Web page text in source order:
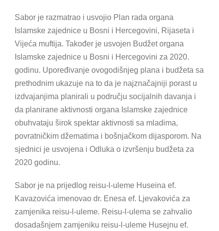
Sabor je razmatrao i usvojio Plan rada organa
Islamske zajednice u Bosni i Hercegovini, Rijaseta i
Vijeća muftija. Također je usvojen Budžet organa
Islamske zajednice u Bosni i Hercegovini za 2020.
godinu. Upoređivanje ovogodišnjeg plana i budžeta sa
prethodnim ukazuje na to da je najznačajniji porast u
izdvajanjima planirali u području socijalnih davanja i
da planirane aktivnosti organa Islamske zajednice
obuhvataju širok spektar aktivnosti sa mladima,
povratničkim džematima i bošnjačkom dijasporom. Na
sjednici je usvojena i Odluka o izvršenju budžeta za
2020 godinu.
Sabor je na prijedlog reisu-l-uleme Huseina ef.
Kavazovića imenovao dr. Enesa ef. Ljevakovića za
zamjenika reisu-l-uleme. Reisu-l-ulema se zahvalio
dosadašnjem zamjeniku reisu-l-uleme Husejnu ef.